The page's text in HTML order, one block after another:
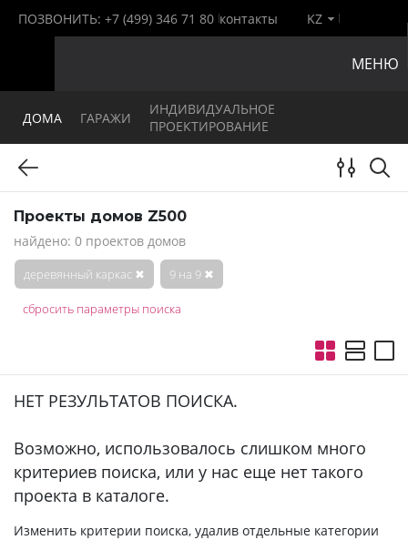
ПОЗВОНИТЬ: +7 (499) 346 71 80 контакты KZ
МЕНЮ
ДОМА ГАРАЖИ
ИНДИВИДУАЛЬНОЕ
ПРОЕКТИРОВАНИЕ
Проекты домов Z500
найдено: 0 проектов домов
деревянный каркас ✖ 9 на 9 ✖
сбросить параметры поиска
НЕТ РЕЗУЛЬТАТОВ ПОИСКА.
Bозможно, использовалось слишком много
критериев поиска, или у нас еще нет такого
проекта в каталоге.
Изменить критерии поиска, удалив отдельные категории